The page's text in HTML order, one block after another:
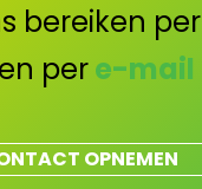
bereiken per
en pere-mail
OPNEMEN